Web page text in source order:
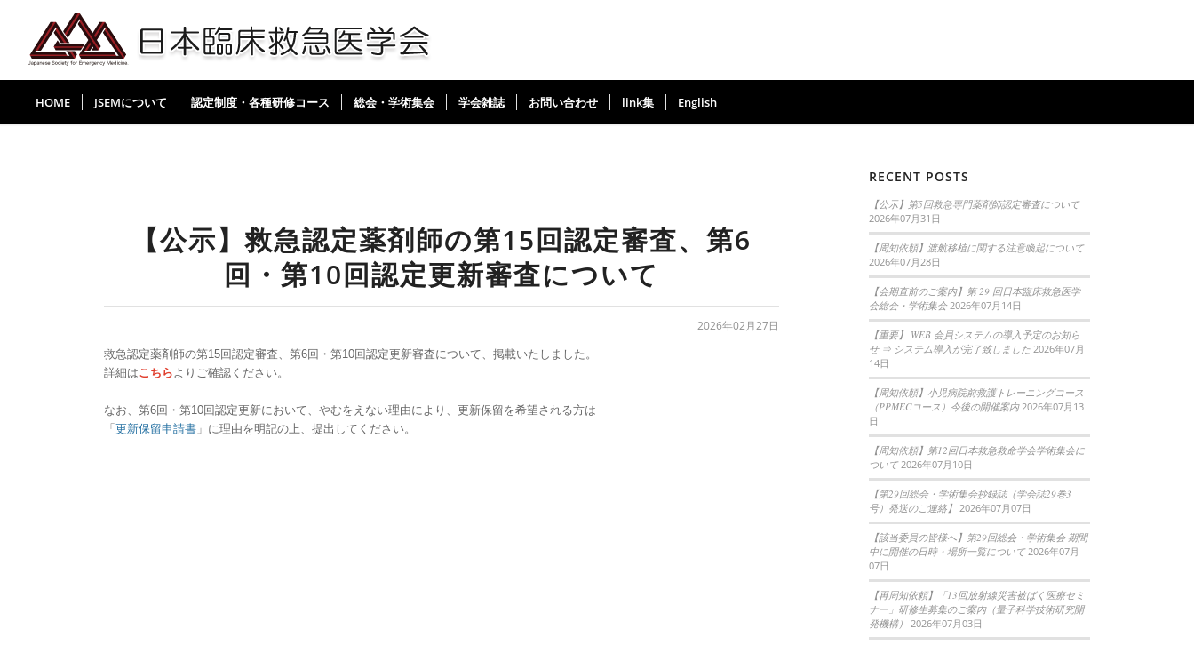
HOME JSEMについて 認定制度・各種研修コース 総会・学術集会 学会雑誌 お問い合わせ link集 English
【公示】救急認定薬剤師の第15回認定審査、第6
回・第10回認定更新審査について
2026年02月27日
救急認定薬剤師の第15回認定審査、第6回・第10回認定更新審査について、掲載いたしました。
詳細はこちらよりご確認ください。
なお、第6回・第10回認定更新において、やむをえない理由により、更新保留を希望される方は
「 更新保留申請書 」に理由を明記の上、提出してください。
RECENT POSTS
【公示】第5回救急専門薬剤師認定審査について
2026年07月31日
【周知依頼】渡航移植に関する注意喚起について
2026年07月28日
【会期直前のご案内】第 29 回日本臨床救急医学
会総会・学術集会 2026年07月14日
【重要】 WEB 会員システムの導入予定のお知ら
せ ⇒ システム導入が完了致しました 2026年07月
14日
【周知依頼】小児病院前救護トレーニングコース
（PPMECコース）今後の開催案内 2026年07月13
日
【周知依頼】第12回日本救急救命学会学術集会に
ついて 2026年07月10日
【第29回総会・学術集会抄録誌（学会誌29巻3
号）発送のご連絡】 2026年07月07日
【該当委員の皆様へ】第29回総会・学術集会 期間
中に開催の日時・場所一覧について 2026年07月
07日
【再周知依頼】「13回放射線災害被ばく医療セミ
ナー」研修生募集のご案内（量子科学技術研究開
発機構）
2026年07月03日